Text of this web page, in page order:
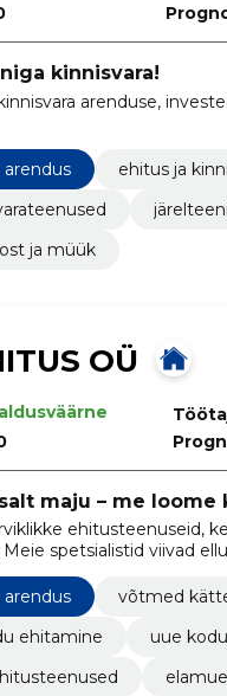
kinnisvara!
arenduse,
arendus
ehitus ja
ja müük
OÜ
maju – me loome
ehitusteenuseid,
spetsialistid viivad
unikaalsetele soovidele.
arendus
võtmed
ehitamine
uue